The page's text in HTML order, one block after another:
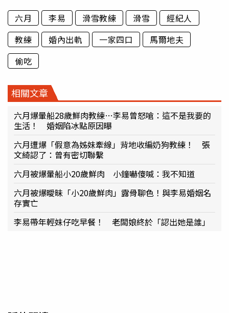
六月 李易 滑雪教練 滑雪
經紀人
教練
婚內出軌 一家四口
馬爾地夫
偷吃
相關文章
六月爆暈船28歲鮮肉教練…李易曾怒嗆：這不是我要的
生活！ 婚姻陷冰點原因曝
六月遭爆「假意為姊妹牽線」背地收編奶狗教練！ 張
文綺認了：曾有密切聯繫
六月被爆暈船小20歲鮮肉 小鐘嚇傻喊：我不知道
六月被爆曖昧「小20歲鮮肉」露骨聊色！與李易婚姻名
存實亡
李易帶年輕妹仔吃早餐！ 老闆娘終於「認出她是誰」